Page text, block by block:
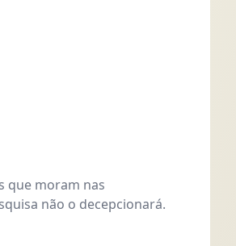
que moram nas
não o decepcionará.